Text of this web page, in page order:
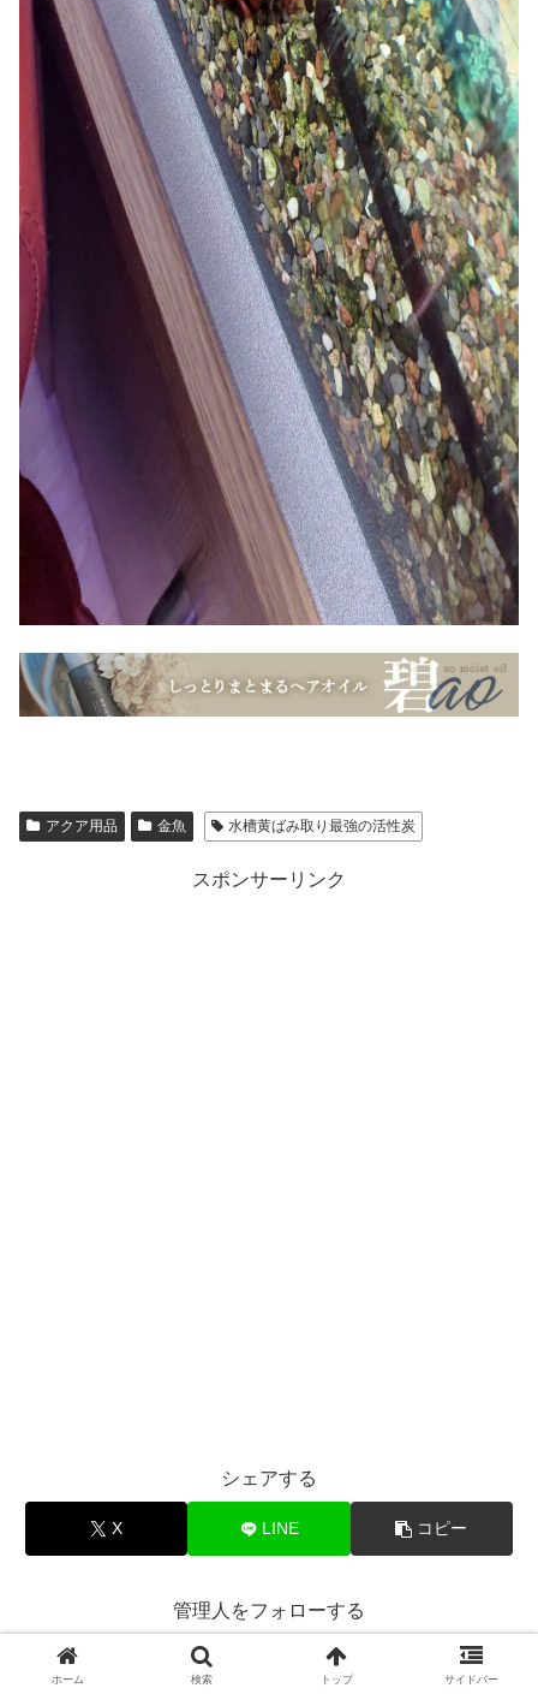
アクア用品 金魚 水槽黄ばみ取り最強の活性炭
スポンサーリンク
シェアする
X LINE コピー
管理人をフォローする
ホーム 検索 トップ サイドバー